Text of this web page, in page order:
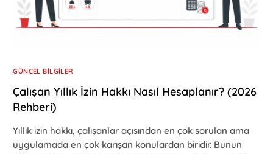
GÜNCEL BILGILER
Çalışan Yıllık İzin Hakkı Nasıl Hesaplanır? (2026
Rehberi)
Yıllık izin hakkı, çalışanlar açısından en çok sorulan ama
uygulamada en çok karışan konulardan biridir. Bunun